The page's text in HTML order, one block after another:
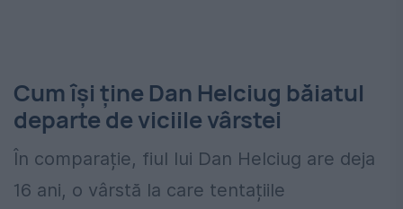
Cum își ține Dan Helciug băiatul
departe de viciile vârstei
În comparație, fiul lui Dan Helciug are deja
16 ani, o vârstă la care tentațiile